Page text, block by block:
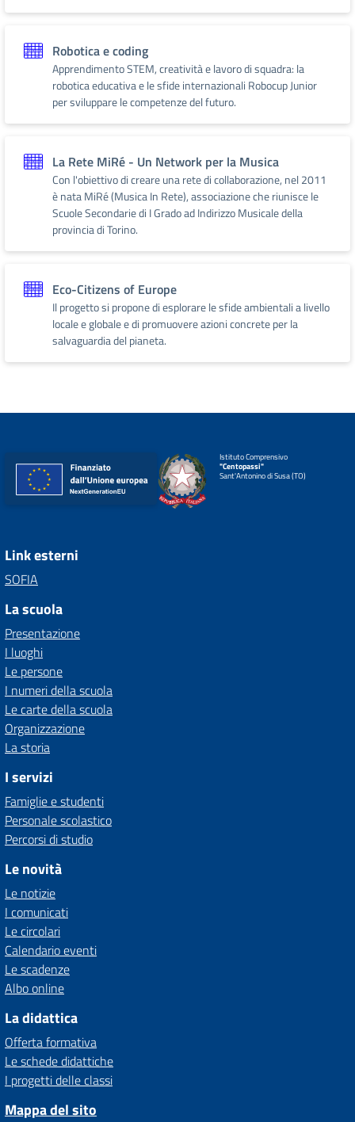
Robotica e coding
Apprendimento STEM, creatività e lavoro di squadra: la
robotica educativa e le sfide internazionali Robocup Junior
per sviluppare le competenze del futuro.
La Rete MiRé - Un Network per la Musica
Con l'obiettivo di creare una rete di collaborazione, nel 2011
è nata MiRé (Musica In Rete), associazione che riunisce le
Scuole Secondarie di I Grado ad Indirizzo Musicale della
provincia di Torino.
Eco-Citizens of Europe
Il progetto si propone di esplorare le sfide ambientali a livello
locale e globale e di promuovere azioni concrete per la
salvaguardia del pianeta.
Istituto Comprensivo
"Centopassi"
Sant'Antonino di Susa (TO)
Link esterni
SOFIA
La scuola
Presentazione
I luoghi
Le persone
I numeri della scuola
Le carte della scuola
Organizzazione
La storia
I servizi
Famiglie e studenti
Personale scolastico
Percorsi di studio
Le novità
Le notizie
I comunicati
Le circolari
Calendario eventi
Le scadenze
Albo online
La didattica
Offerta formativa
Le schede didattiche
I progetti delle classi
Mappa del sito